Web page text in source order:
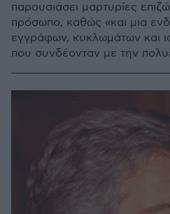
παρουσιάσει μαρτυρίες
πρόσωπο, καθώς «και μια
εγγράφων, κυκλωμάτων και
που συνδέονταν με την